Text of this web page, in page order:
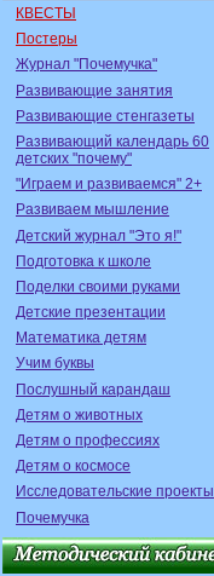
КВЕСТЫ
Постеры
Журнал "Почемучка"
Развивающие занятия
Развивающие стенгазеты
Развивающий календарь 60
детских "почему"
"Играем и развиваемся" 2+
Развиваем мышление
Детский журнал "Это я!"
Подготовка к школе
Поделки своими руками
Детские презентации
Математика детям
Учим буквы
Послушный карандаш
Детям о животных
Детям о профессиях
Детям о космосе
Исследовательские проекты
Почемучка